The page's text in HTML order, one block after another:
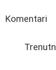
Komentari